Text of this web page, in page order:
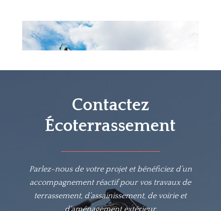
Contactez
Écoterrassement
Parlez-nous de votre projet et bénéficiez d’un
accompagnement réactif pour vos travaux de
terrassement, d’assainissement, de voirie et
d’aménagement extérieur